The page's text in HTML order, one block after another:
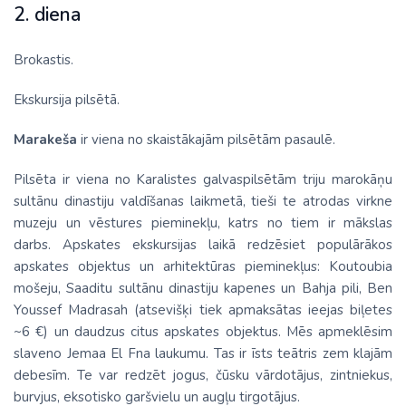
2. diena
Brokastis.
Ekskursija pilsētā.
Marakeša ir viena no skaistākajām pilsētām pasaulē.
Pilsēta ir viena no Karalistes galvaspilsētām triju marokāņu
sultānu dinastiju valdīšanas laikmetā, tieši te atrodas virkne
muzeju un vēstures pieminekļu, katrs no tiem ir mākslas
darbs. Apskates ekskursijas laikā redzēsiet populārākos
apskates objektus un arhitektūras pieminekļus: Koutoubia
mošeju, Saaditu sultānu dinastiju kapenes un Bahja pili, Ben
Youssef Madrasah (atsevišķi tiek apmaksātas ieejas biļetes
~6 €) un daudzus citus apskates objektus. Mēs apmeklēsim
slaveno Jemaa El Fna laukumu. Tas ir īsts teātris zem klajām
debesīm. Te var redzēt jogus, čūsku vārdotājus, zintniekus,
burvjus, eksotisko garšvielu un augļu tirgotājus.